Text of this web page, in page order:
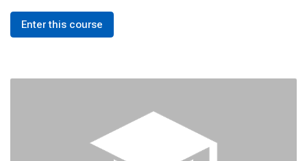
Enter this course